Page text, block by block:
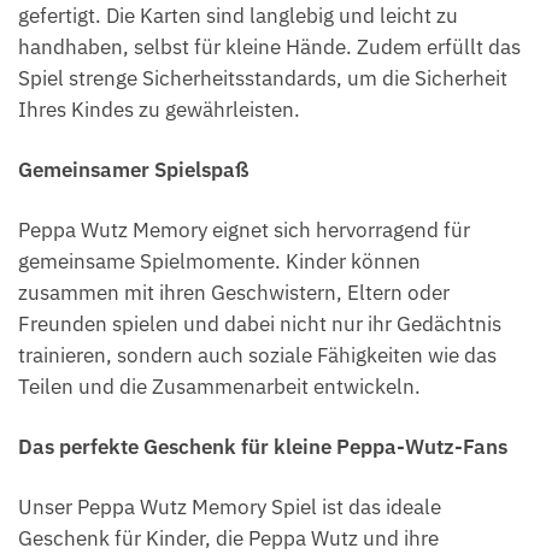
gefertigt. Die Karten sind langlebig und leicht zu
handhaben, selbst für kleine Hände. Zudem erfüllt das
Spiel strenge Sicherheitsstandards, um die Sicherheit
Ihres Kindes zu gewährleisten.
Gemeinsamer Spielspaß
Peppa Wutz Memory eignet sich hervorragend für
gemeinsame Spielmomente. Kinder können
zusammen mit ihren Geschwistern, Eltern oder
Freunden spielen und dabei nicht nur ihr Gedächtnis
trainieren, sondern auch soziale Fähigkeiten wie das
Teilen und die Zusammenarbeit entwickeln.
Das perfekte Geschenk für kleine Peppa-Wutz-Fans
Unser Peppa Wutz Memory Spiel ist das ideale
Geschenk für Kinder, die Peppa Wutz und ihre